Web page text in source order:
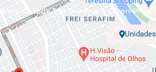
Além da sede, em Teresina, o Coren-PI
Unidades